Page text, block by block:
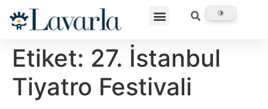
Etiket: 27. İstanbul
Tiyatro Festivali